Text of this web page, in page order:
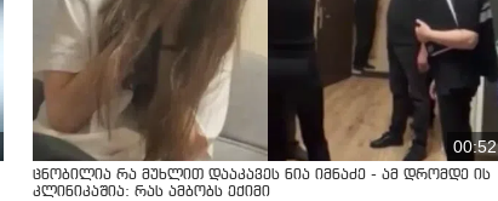
00:52
ცნობილია რა მუხლით დააკავეს ნია იმნაძე - ამ დრომდე ის
კლინიკაშია: რას ამბობს ექიმი